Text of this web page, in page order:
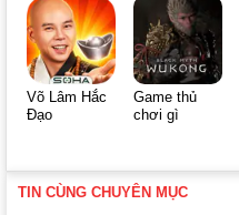
Võ Lâm Hắc
Đạo
Game thủ
chơi gì
TIN CÙNG CHUYÊN MỤC